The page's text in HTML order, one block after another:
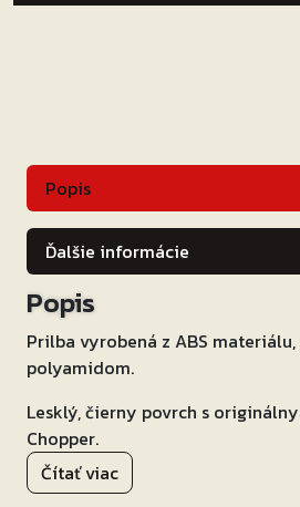
Popis
Ďalšie informácie
Popis
Prilba vyrobená z ABS
polyamidom.
Lesklý, čierny povrch s
Chopper.
Súčasťou prilby sú dva šilty
Čítať viac